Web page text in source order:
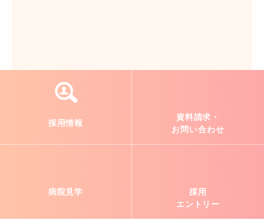
採用情報
資料請求・
お問い合わせ
病院見学
採用
エントリー